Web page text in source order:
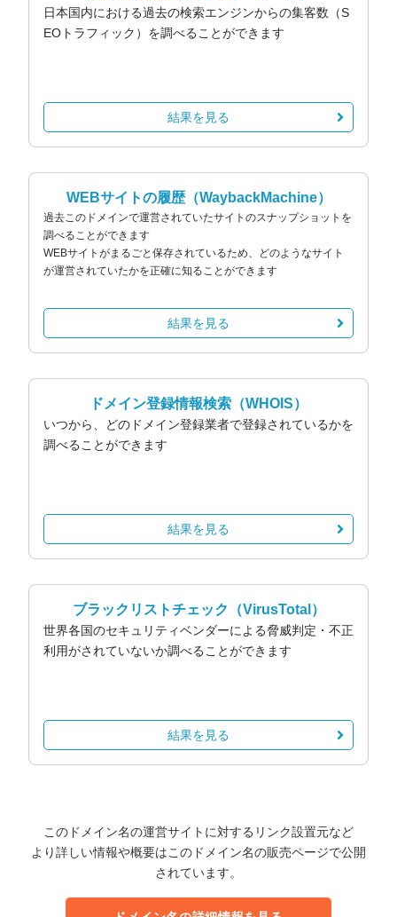
日本国内における過去の検索エンジンからの集客数（S
EOトラフィック）を調べることができます
結果を見る
WEBサイトの履歴（WaybackMachine）
過去このドメインで運営されていたサイトのスナップショットを
調べることができます
WEBサイトがまるごと保存されているため、どのようなサイト
が運営されていたかを正確に知ることができます
結果を見る
ドメイン登録情報検索 （WHOIS）
いつから、どのドメイン登録業者で登録されているかを
調べることができます
結果を見る
ブラックリストチェック （VirusTotal）
世界各国のセキュリティベンダーによる脅威判定・不正
利用がされていないか調べることができます
結果を見る
このドメイン名の運営サイトに対するリンク設置元など
より詳しい情報や概要はこのドメイン名の販売ページで公開
されています。